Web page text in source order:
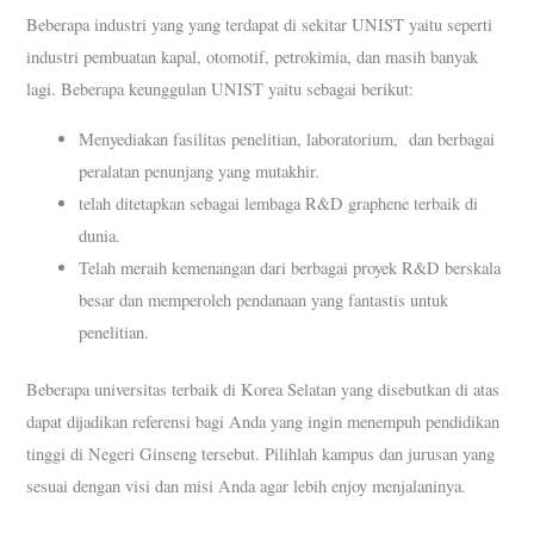
Beberapa industri yang yang terdapat di sekitar UNIST yaitu seperti
industri pembuatan kapal, otomotif, petrokimia, dan masih banyak
lagi. Beberapa keunggulan UNIST yaitu sebagai berikut:
Menyediakan fasilitas penelitian, laboratorium, dan berbagai
peralatan penunjang yang mutakhir.
telah ditetapkan sebagai lembaga R&D graphene terbaik di
dunia.
Telah meraih kemenangan dari berbagai proyek R&D berskala
besar dan memperoleh pendanaan yang fantastis untuk
penelitian.
Beberapa universitas terbaik di Korea Selatan yang disebutkan di atas
dapat dijadikan referensi bagi Anda yang ingin menempuh pendidikan
tinggi di Negeri Ginseng tersebut. Pilihlah kampus dan jurusan yang
sesuai dengan visi dan misi Anda agar lebih enjoy menjalaninya.